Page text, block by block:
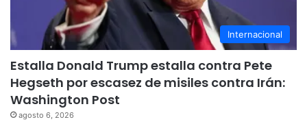
Internacional
Estalla Donald Trump estalla contra Pete
Hegseth por escasez de misiles contra Irán:
Washington Post
agosto 6, 2026